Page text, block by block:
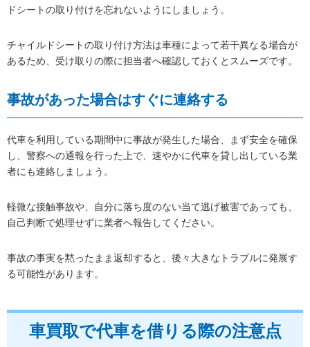
ドシートの取り付けを忘れないようにしましょう。
チャイルドシートの取り付け方法は車種によって若干異なる場合が
あるため、受け取りの際に担当者へ確認しておくとスムーズです。
事故があった場合はすぐに連絡する
代車を利用している期間中に事故が発生した場合、まず安全を確保
し、警察への通報を行った上で、速やかに代車を貸し出している業
者にも連絡しましょう。
軽微な接触事故や、自分に落ち度のない当て逃げ被害であっても、
自己判断で処理せずに業者へ報告してください。
事故の事実を黙ったまま返却すると、後々大きなトラブルに発展す
る可能性があります。
車買取で代車を借りる際の注意点